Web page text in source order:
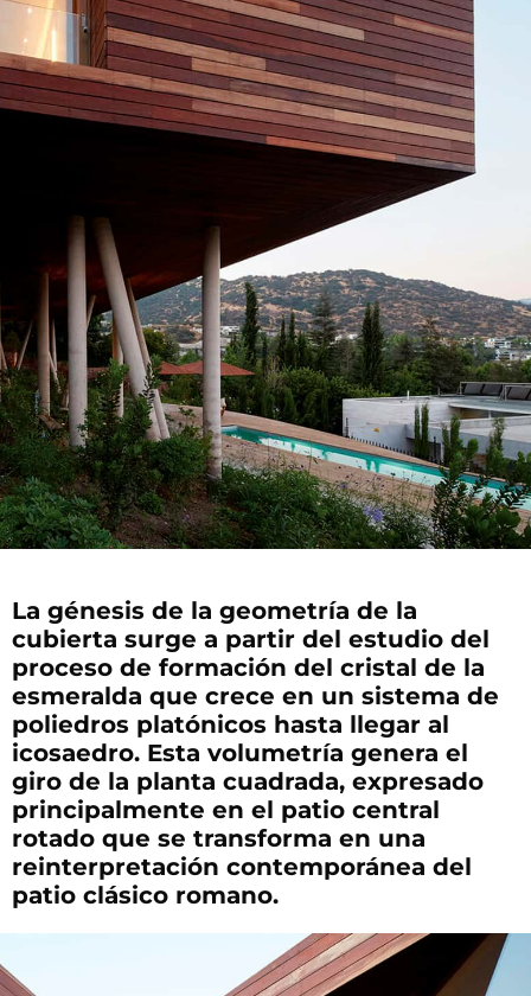
La génesis de la geometría de la
cubierta surge a partir del estudio del
proceso de formación del cristal de la
esmeralda que crece en un sistema de
poliedros platónicos hasta llegar al
icosaedro. Esta volumetría genera el
giro de la planta cuadrada, expresado
principalmente en el patio central
rotado que se transforma en una
reinterpretación contemporánea del
patio clásico romano.